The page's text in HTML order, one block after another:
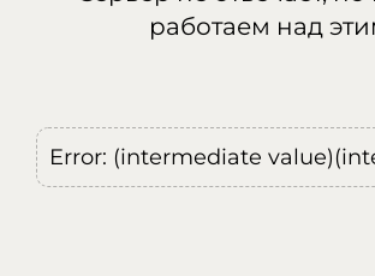
работаем над